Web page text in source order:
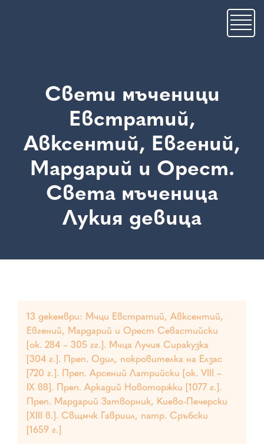
Свети мъченици
Евстратий,
Авксентий, Евгений,
Мардарий и Орест.
Света мъченица
Лукия девица
13 декември: Мчци Евстратий, Авксентий,
Евгений, Мардарий и Орест Севастийски
[ок. 284 – 305 гг.]. Мчца Лучия Сиракузка
[304 г.]. Преп. Одил, покровителка на Елзас
[720 г.]. Преп. Арсений Латрийски [ок. VIII –
ІХ вв]. Преп. Аркадий Новоторжки [1077 г.].
Преп. Мардарий Затворник, Киево-Печерски
[XIII в.]. Свщмчк Гавриил, патр. Сръбски
[1659 г.]